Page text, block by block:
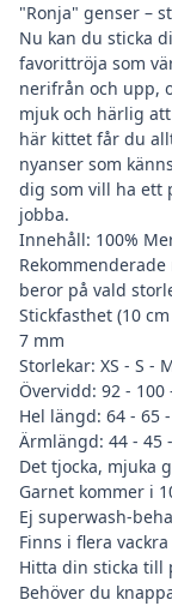
"Ronja" genser –
Nu kan du sticka
favorittröja som
nerifrån och upp,
mjuk och härlig
här kittet får du
nyanser som
dig som vill ha ett
jobba.
Innehåll: 100%
beror på vald
Stickfasthet (10
7 mm
Storlekar: XS - S -
Övervidd: 92 - 100
Hel längd: 64 - 65
Ärmlängd: 44 - 45
Det tjocka, mjuka
Garnet kommer i
Ej superwash-
Finns i flera
Hitta din sticka till
Behöver du